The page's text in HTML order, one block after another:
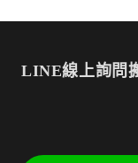
LINE線上詢問